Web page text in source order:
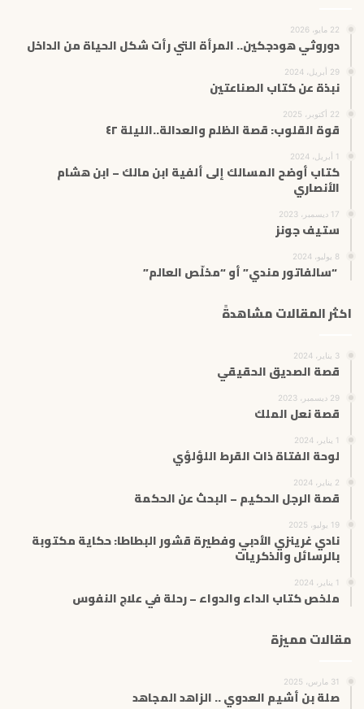
22 مايو، 2026
دوروثي هودجكين.. المرأة التي رأت شكل الحياة من الداخل
29 أبريل، 2024
نبذة عن كتاب الصناعتين
22 أكتوبر، 2025
قوة القلوب: قصة الظلم والعدالة..الليلة ٤٢
1 أبريل، 2024
كتاب أوضح المسالك إلى ألفية ابن مالك – ابن هشام
الأنصاري
17 ديسمبر، 2023
ستيف جونز
8 يوليو، 2024
“سالفاتور مندي” أو “مخلّص العالم”
اكثر المقالات مشاهدةً
3 يناير، 2024
قصة الصديق الحقيقي
29 ديسمبر، 2023
قصة نعل الملك
1 يناير، 2024
لوحة الفتاة ذات القرط اللؤلؤي
2 يناير، 2024
قصة الرجل الحكيم – البحث عن الحكمة
19 يوليو، 2025
نادي غرينزي الأدبي وفطيرة قشور البطاطا: حكاية مكتوبة
بالرسائل والذكريات
1 يناير، 2024
ملخص كتاب الداء والدواء – رحلة في علاج النفوس
مقالات مميزة
31 مارس، 2025
صلة بن أشيم العدوي .. الزاهد المجاهد